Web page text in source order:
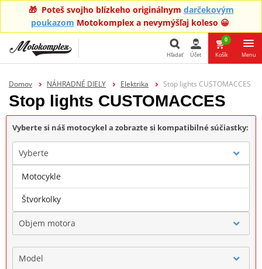
🎁 Poteš svojho blízkeho originálnym darčekovým
poukazom Motokomplex a nevymýšľaj koleso 😀
Hľadať
Hľadať Účet
0
Košík Menu
Domov NÁHRADNÉ DIELY Elektrika Stop lights CUSTOMACCES
Stop lights CUSTOMACCES
Vyberte si náš motocykel a zobrazte si kompatibilné súčiastky:
Vyberte
Značka
Objem motora
Model
Motocykle
Štvorkolky